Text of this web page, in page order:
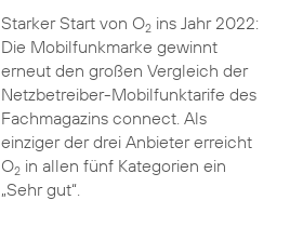
Starker Start von O2ins Jahr 2022:
Die Mobilfunkmarke gewinnt
erneut den großen Vergleich der
Netzbetreiber-Mobilfunktarife des
Fachmagazins connect. Als
einziger der drei Anbieter erreicht
O2in allen fünf Kategorien ein
„Sehr gut“.